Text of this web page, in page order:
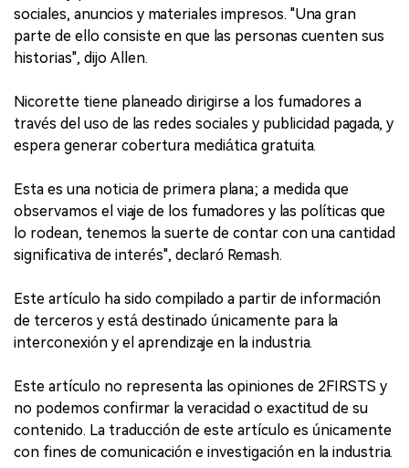
sociales, anuncios y materiales impresos. "Una gran
parte de ello consiste en que las personas cuenten sus
historias", dijo Allen.
Nicorette tiene planeado dirigirse a los fumadores a
través del uso de las redes sociales y publicidad pagada, y
espera generar cobertura mediática gratuita.
Esta es una noticia de primera plana; a medida que
observamos el viaje de los fumadores y las políticas que
lo rodean, tenemos la suerte de contar con una cantidad
significativa de interés", declaró Remash.
Este artículo ha sido compilado a partir de información
de terceros y está destinado únicamente para la
interconexión y el aprendizaje en la industria.
Este artículo no representa las opiniones de 2FIRSTS y
no podemos confirmar la veracidad o exactitud de su
contenido. La traducción de este artículo es únicamente
con fines de comunicación e investigación en la industria.